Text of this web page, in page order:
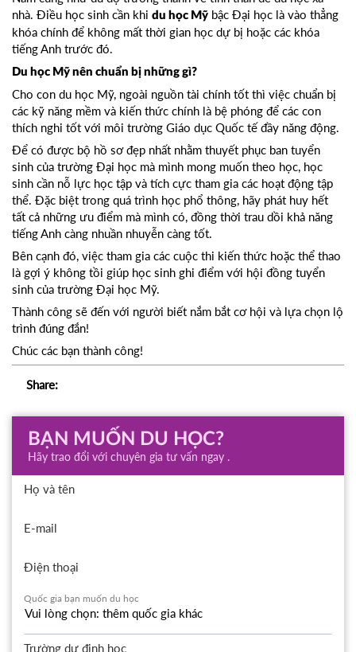
nhà. Điều học sinh cần khi du học Mỹ bậc Đại học là vào thẳng
khóa chính để không mất thời gian học dự bị hoặc các khóa
tiếng Anh trước đó.
Du học Mỹ nên chuẩn bị những gì?
Cho con du học Mỹ, ngoài nguồn tài chính tốt thì việc chuẩn bị
các kỹ năng mềm và kiến thức chính là bệ phóng để các con
thích nghi tốt với môi trường Giáo dục Quốc tế đầy năng động.
Để có được bộ hồ sơ đẹp nhất nhằm thuyết phục ban tuyển
sinh của trường Đại học mà mình mong muốn theo học, học
sinh cần nỗ lực học tập và tích cực tham gia các hoạt động tập
thể. Đặc biệt trong quá trình học phổ thông, hãy phát huy hết
tất cả những ưu điểm mà mình có, đồng thời trau dồi khả năng
tiếng Anh càng nhuần nhuyễn càng tốt.
Bên cạnh đó, việc tham gia các cuộc thi kiến thức hoặc thể thao
là gợi ý không tồi giúp học sinh ghi điểm với hội đồng tuyển
sinh của trường Đại học Mỹ.
Thành công sẽ đến với người biết nắm bắt cơ hội và lựa chọn lộ
trình đúng đắn!
Chúc các bạn thành công!
Share:
BẠN MUỐN DU HỌC?
Hãy trao đổi với chuyên gia tư vấn ngay .
Họ và tên
E-mail
Điện thoại
Quốc gia bạn muốn du học
Trường dự định học